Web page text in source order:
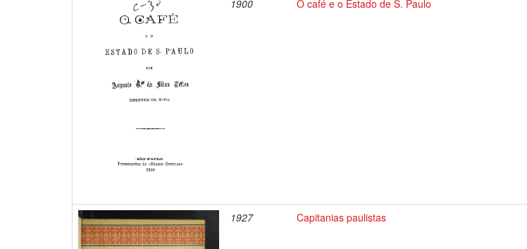
1900 O café e o Estado de S. Paulo
1927 Capitanias paulistas